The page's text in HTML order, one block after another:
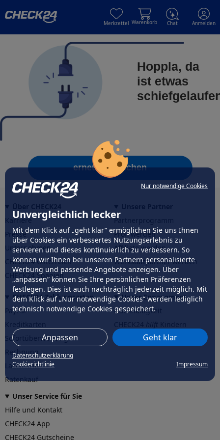
Nur notwendige Cookies
Unvergleichlich lecker
Mit dem Klick auf „geht klar” ermöglichen Sie uns Ihnen
über Cookies ein verbessertes Nutzungserlebnis zu
servieren und dieses kontinuierlich zu verbessern. So
können wir Ihnen bei unseren Partnern personalisierte
Werbung und passende Angebote anzeigen. Über
„anpassen” können Sie Ihre persönlichen Präferenzen
festlegen. Dies ist auch nachträglich jederzeit möglich. Mit
dem Klick auf „Nur notwendige Cookies” werden lediglich
technisch notwendige Cookies gespeichert.
Anpassen Geht klar
Datenschutzerklärung
Cookierichtlinie
Impressum
Merkzettel Warenkorb Chat Anmelden
Hoppla, da
ist etwas
erneut versuchen
Karriere
Presse
Unternehmen
CHECK24 Österreich
CHECK24 Spanien
Partnerprogramm
Profi werden
Affiliate werden
Werkstattpartner werden
CHECK24 Zahlungsarten
PayPal
Sofortüberweisung
Rechnung
Lastschrift
Ratenkauf
Unser Engagement
Nachhaltigkeit
CHECK24hilftder Natur
Unser Service für Sie
Hilfe und Kontakt
CHECK24 App
CHECK24 Gutscheine